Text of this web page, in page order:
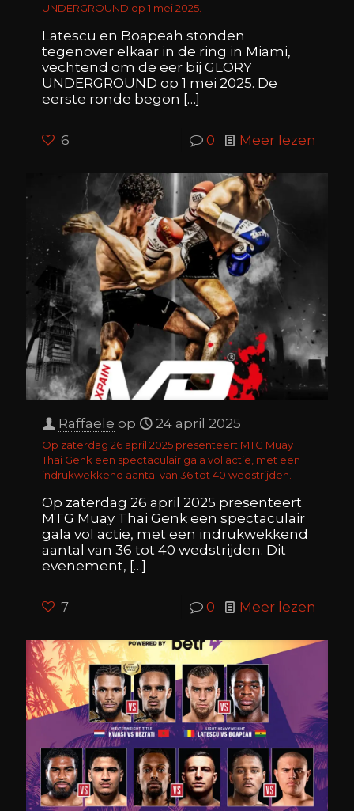
UNDERGROUND op 1 mei 2025.
Latescu en Boapeah stonden
tegenover elkaar in de ring in Miami,
vechtend om de eer bij GLORY
UNDERGROUND op 1 mei 2025. De
eerste ronde begon […]
6 0 Meer lezen
Raffaele op 24 april 2025
Op zaterdag 26 april 2025 presenteert MTG Muay
Thai Genk een spectaculair gala vol actie, met een
indrukwekkend aantal van 36 tot 40 wedstrijden.
Op zaterdag 26 april 2025 presenteert
MTG Muay Thai Genk een spectaculair
gala vol actie, met een indrukwekkend
aantal van 36 tot 40 wedstrijden. Dit
evenement, […]
7 0 Meer lezen